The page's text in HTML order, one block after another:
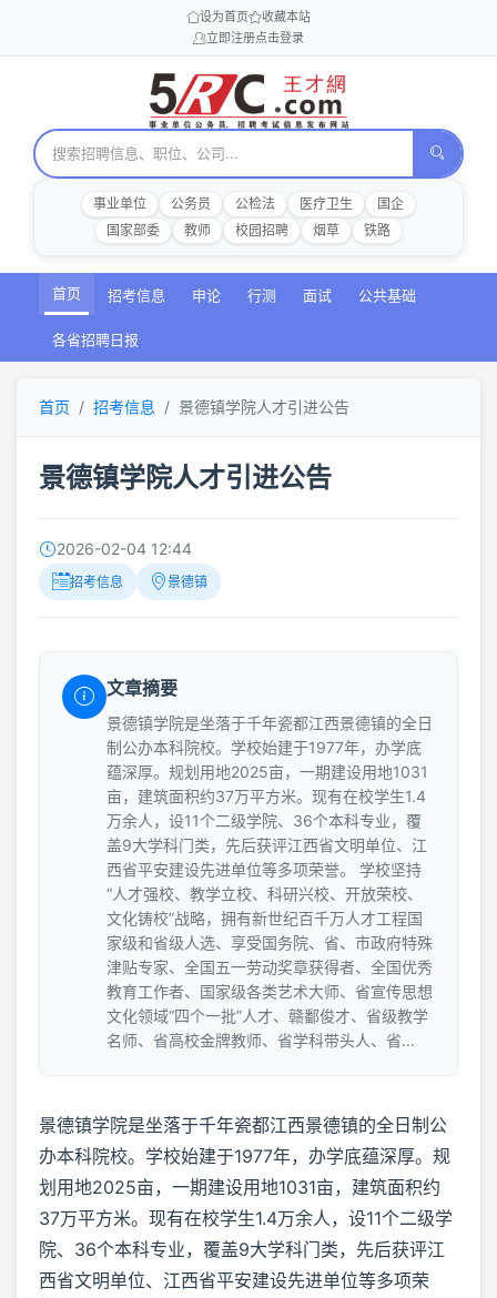
设为首页
收藏本站
立即注册点击登录
事业单位 公务员 公检法 医疗卫生
国企
国家部委
教师 校园招聘 烟草 铁路
首页 招考信息 申论 行测 面试 公共基础
各省招聘日报
首页 招考信息 景德镇学院人才引进公告
景德镇学院人才引进公告
2026-02-04 12:44
招考信息 景德镇
文章摘要
景德镇学院是坐落于千年瓷都江西景德镇的全日
制公办本科院校。学校始建于1977年，办学底
蕴深厚。规划用地2025亩，一期建设用地1031
亩，建筑面积约37万平方米。现有在校学生1.4
万余人，设11个二级学院、36个本科专业，覆
盖9大学科门类，先后获评江西省文明单位、江
西省平安建设先进单位等多项荣誉。 学校坚持
“人才强校、教学立校、科研兴校、开放荣校、
文化铸校”战略，拥有新世纪百千万人才工程国
家级和省级人选、享受国务院、省、市政府特殊
津贴专家、全国五一劳动奖章获得者、全国优秀
教育工作者、国家级各类艺术大师、省宣传思想
文化领域“四个一批”人才、赣鄱俊才、省级教学
名师、省高校金牌教师、省学科带头人、省...
景德镇学院是坐落于千年瓷都江西景德镇的全日制公
办本科院校。学校始建于1977年，办学底蕴深厚。规
划用地2025亩，一期建设用地1031亩，建筑面积约
37万平方米。现有在校学生1.4万余人，设11个二级学
院、36个本科专业，覆盖9大学科门类，先后获评江
西省文明单位、江西省平安建设先进单位等多项荣